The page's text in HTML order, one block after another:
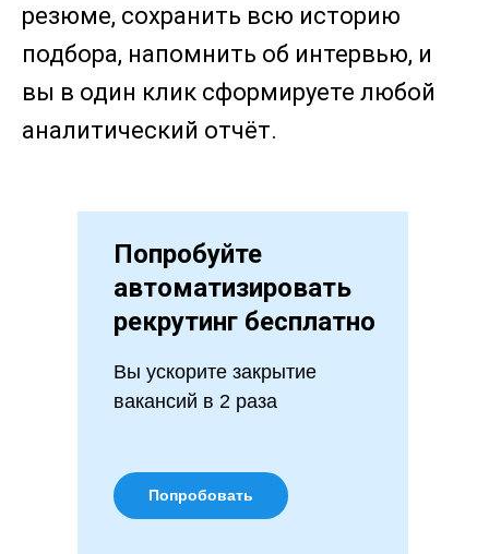
резюме, сохранить всю историю
подбора, напомнить об интервью, и
вы в один клик сформируете любой
аналитический отчёт.
Попробуйте
автоматизировать
рекрутинг бесплатно
Вы ускорите закрытие
вакансий в 2 раза
Попробовать